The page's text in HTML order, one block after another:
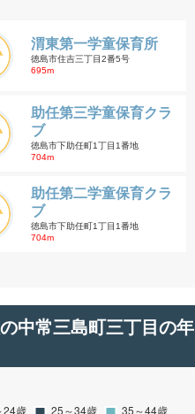
渭東第一学童保育所
徳島市住吉三丁目2番5号
695m
助任第三学童保育クラ
ブ
徳島市下助任町1丁目1番地
704m
助任第二学童保育クラ
ブ
徳島市下助任町1丁目1番地
704m
中常三島町三丁目の年